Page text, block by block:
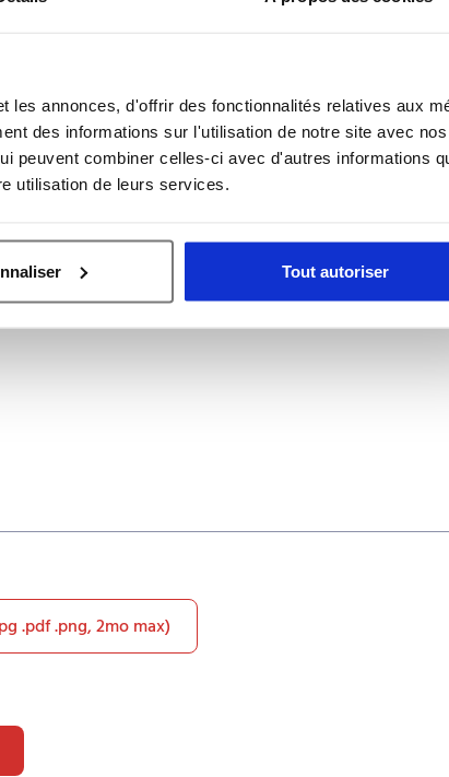
les annonces, d'offrir des fonctionnalités relatives aux
des informations sur l'utilisation de notre site avec nos
peuvent combiner celles-ci avec d'autres informations
utilisation de leurs services.
Tout autoriser
.pdf .png, 2mo max)